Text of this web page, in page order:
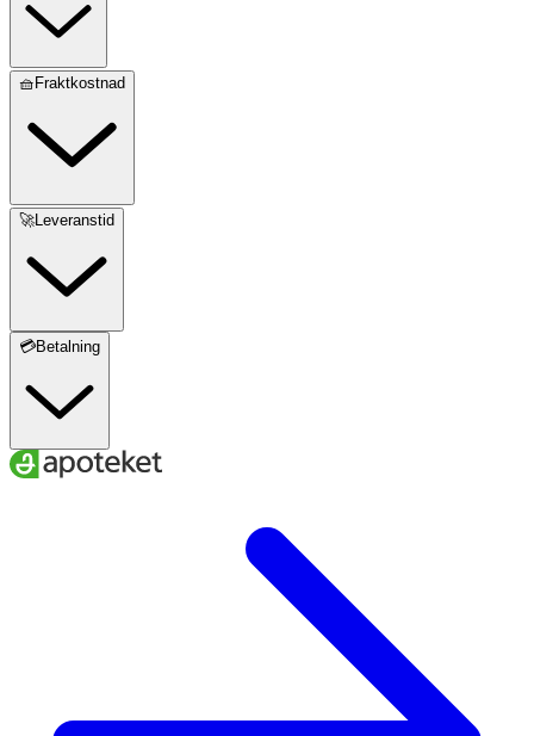
🧺Fraktkostnad
🚀Leveranstid
💳Betalning